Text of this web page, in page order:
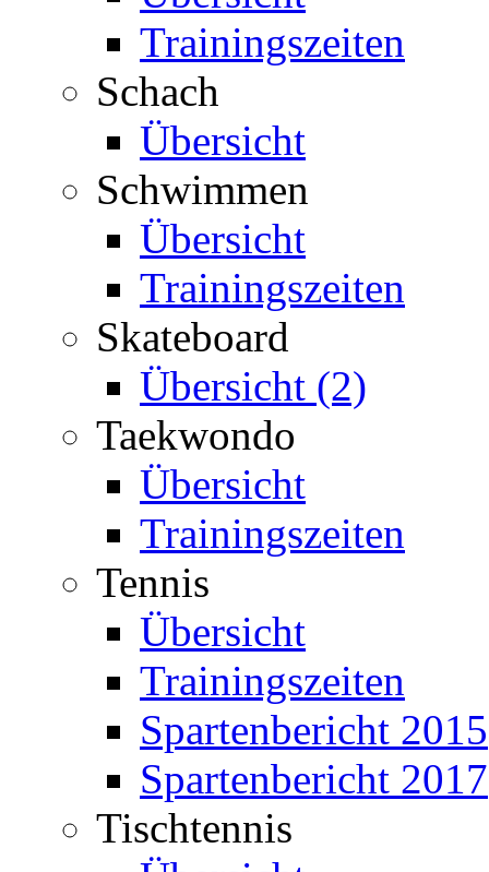
Trainingszeiten
Schach
Übersicht
Schwimmen
Übersicht
Trainingszeiten
Skateboard
Übersicht (2)
Taekwondo
Übersicht
Trainingszeiten
Tennis
Übersicht
Trainingszeiten
Spartenbericht 2015
Spartenbericht 2017
Tischtennis